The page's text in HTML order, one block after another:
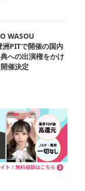
WASOU
洲PITで開催の国内
への出演権をかけ
催決定